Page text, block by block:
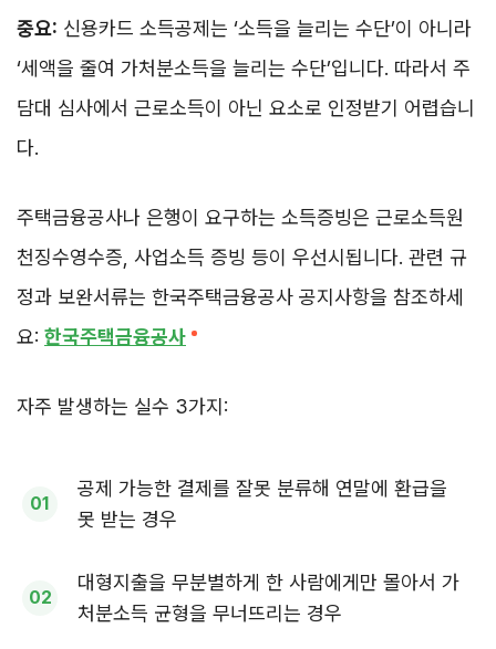
중요: 신용카드 소득공제는 ‘소득을 늘리는 수단’이 아니라
‘세액을 줄여 가처분소득을 늘리는 수단’입니다. 따라서 주
담대 심사에서 근로소득이 아닌 요소로 인정받기 어렵습니
다.
주택금융공사나 은행이 요구하는 소득증빙은 근로소득원
천징수영수증, 사업소득 증빙 등이 우선시됩니다. 관련 규
정과 보완서류는 한국주택금융공사 공지사항을 참조하세
요: 한국주택금융공사
자주 발생하는 실수 3가지:
공제 가능한 결제를 잘못 분류해 연말에 환급을
못 받는 경우
대형지출을 무분별하게 한 사람에게만 몰아서 가
처분소득 균형을 무너뜨리는 경우